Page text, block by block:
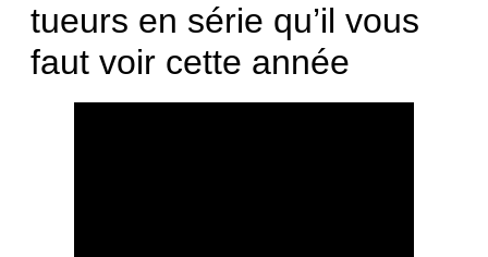
tueurs en série qu’il vous
faut voir cette année